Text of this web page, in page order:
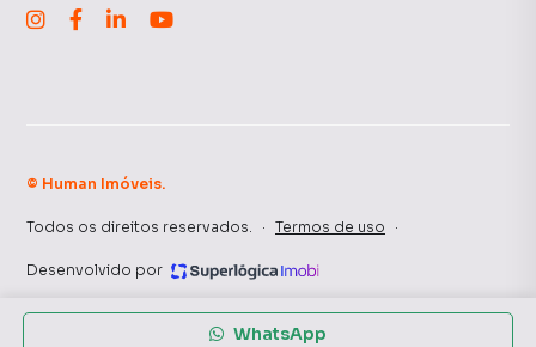
WhatsApp
© Human Imóveis.
Todos os direitos reservados. · Termos de uso ·
Desenvolvido por